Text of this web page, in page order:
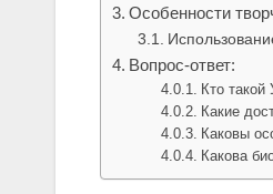
Особенности
Вопрос-ответ:
Кто
Какие
Каковы
Какова